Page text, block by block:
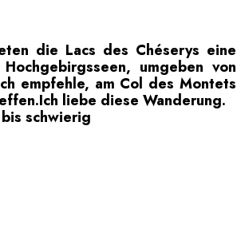
die Lacs des Chéserys eine
umgeben von
empfehle, am Col des Montets
liebe diese Wanderung.
schwierig